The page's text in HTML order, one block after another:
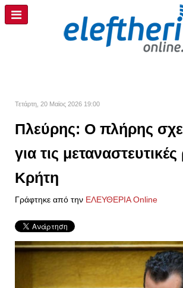
Τετάρτη, 20 Μαϊος 2026 19:00
Πλεύρης: Ο πλήρης
για τις
Κρήτη
Γράφτηκε από την ΕΛΕΥΘΕΡΙΑ Online